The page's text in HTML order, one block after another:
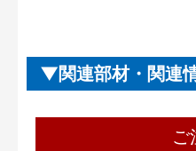
関連部材・関連
ご